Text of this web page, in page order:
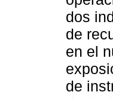
dos
de
en el
de